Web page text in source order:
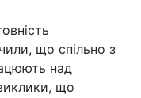
що спільно з
над
що